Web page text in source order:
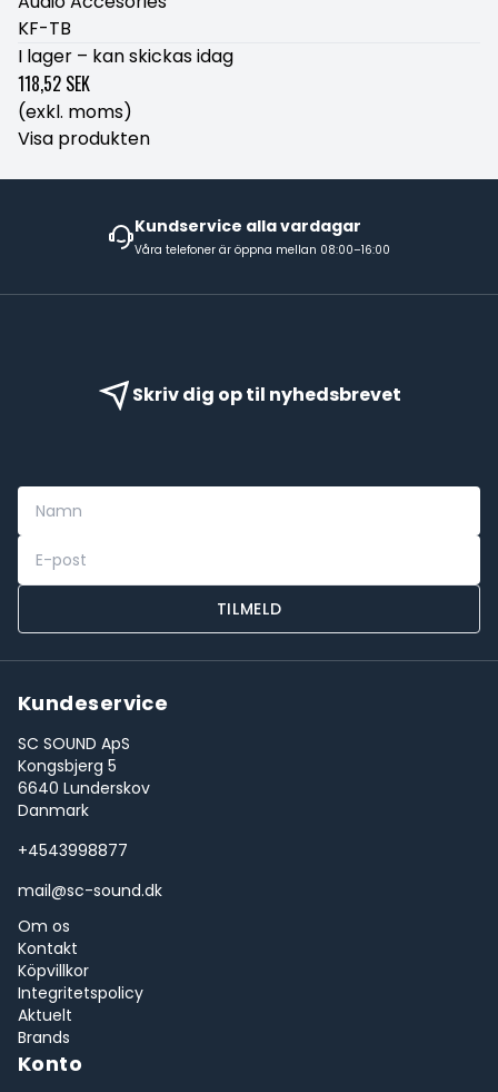
KF-TB
I lager – kan skickas idag
118,52 SEK
(exkl. moms)
Visa produkten
Kundservice alla vardagar
Våra telefoner är öppna mellan 08:00–16:00
Skriv dig op til nyhedsbrevet
TILMELD
Kundeservice
SC SOUND ApS
Kongsbjerg 5
6640 Lunderskov
Danmark
+4543998877
mail@sc-sound.dk
Om os
Kontakt
Köpvillkor
Integritetspolicy
Aktuelt
Brands
Konto